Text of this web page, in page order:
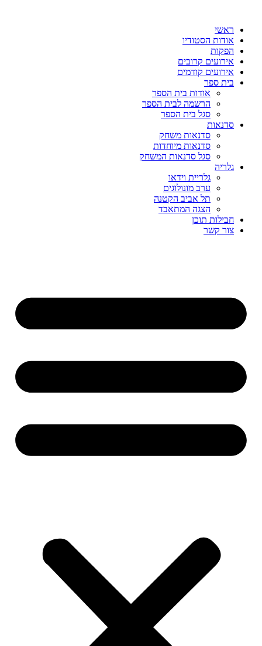
ראשי
אודות הסטודיו
הפקות
אירועים קרובים
אירועים קודמים
בית ספר
אודות בית הספר
הרשמה לבית הספר
סגל בית הספר
סדנאות
סדנאות משחק
סדנאות מיוחדות
סגל סדנאות המשחק
גלריה
גלריית וידאו
ערב מונולוגים
תל אביב הקטנה
הצגה המתאבד
חבילות תוכן
צור קשר